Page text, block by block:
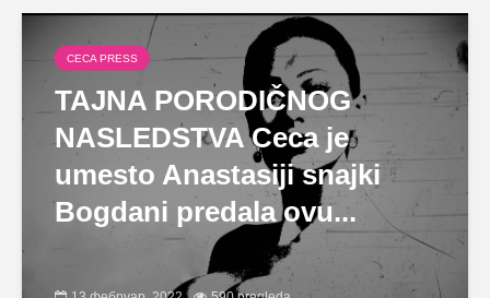
CECA PRESS
TAJNA PORODIČNOG
NASLEDSTVA Ceca je
umesto Anastasiji snajki
Bogdani predala ovu...